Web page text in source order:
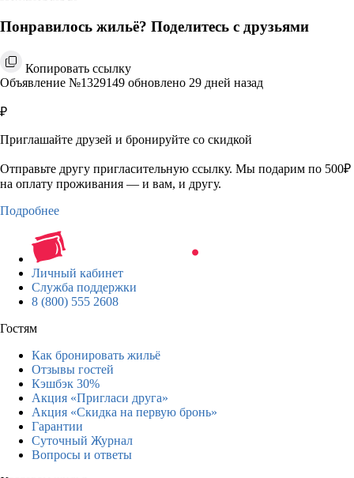
Понравилось жильё? Поделитесь с друзьями
Копировать ссылку
Объявление №1329149 обновлено 29 дней назад
₽
Приглашайте друзей и бронируйте со скидкой
Отправьте другу пригласительную ссылку. Мы подарим по 500₽
на оплату проживания — и вам, и другу.
Подробнее
Личный кабинет
Служба поддержки
8 (800) 555 2608
Гостям
Как бронировать жильё
Отзывы гостей
Кэшбэк 30%
Акция «Пригласи друга»
Акция «Скидка на первую бронь»
Гарантии
Суточный Журнал
Вопросы и ответы